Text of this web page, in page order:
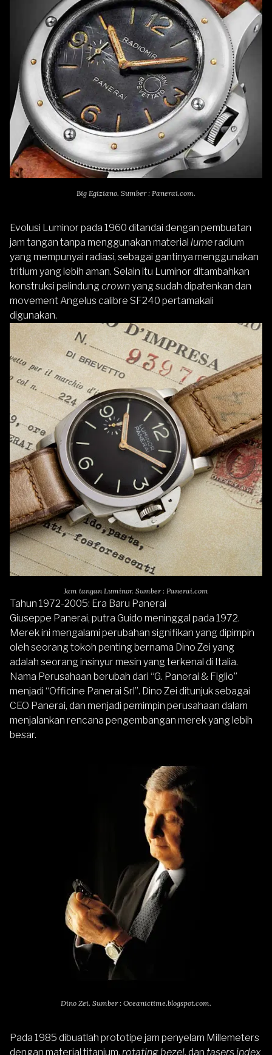
Big Egiziano. Sumber : Panerai.com.
Evolusi Luminor pada 1960 ditandai dengan pembuatan
jam tangan tanpa menggunakan material lumeradium
yang mempunyai radiasi, sebagai gantinya menggunakan
tritium yang lebih aman. Selain itu Luminor ditambahkan
konstruksi pelindung crownyang sudah dipatenkan dan
movement Angelus calibre SF240 pertamakali
digunakan.
Jam tangan Luminor. Sumber : Panerai.com
Tahun 1972-2005: Era Baru Panerai
Giuseppe Panerai, putra Guido meninggal pada 1972.
Merek ini mengalami perubahan signifikan yang dipimpin
oleh seorang tokoh penting bernama Dino Zei yang
adalah seorang insinyur mesin yang terkenal di Italia.
Nama Perusahaan berubah dari “G. Panerai & Figlio”
menjadi “Officine Panerai Srl”. Dino Zei ditunjuk sebagai
CEO Panerai, dan menjadi pemimpin perusahaan dalam
menjalankan rencana pengembangan merek yang lebih
besar.
Dino Zei. Sumber : Oceanictime.blogspot.com.
Pada 1985 dibuatlah prototipe jam penyelam Millemeters
dengan material titanium, rotating bezel, dan tasers index